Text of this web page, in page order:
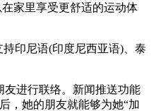
家里享受更舒适的运动体
印尼语(印度尼西亚语)、泰
友进行联络。新闻推送功能
，她的朋友就能够为她“加